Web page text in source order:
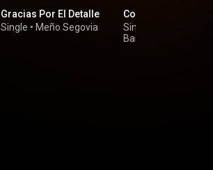
Gracias Por El Detalle
Single • Meño Segovia
Con Quién Estarás
Single
Banda Puro